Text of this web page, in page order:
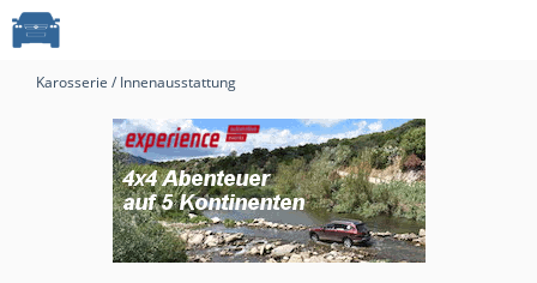
Karosserie / Innenausstattung